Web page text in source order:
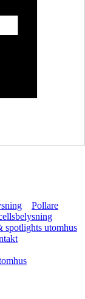
Pollare
spotlights utomhus